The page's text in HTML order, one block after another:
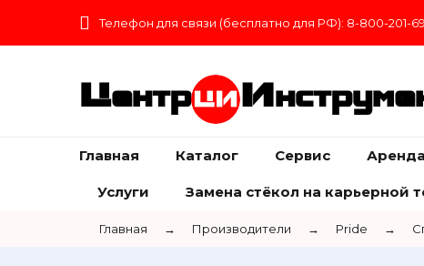
Телефон для связи (бесплатно для РФ): 8-800-201-
Центр
Главная Каталог Сервис
Услуги Замена стёкол на карьерной
Главная → Производители → Pride →